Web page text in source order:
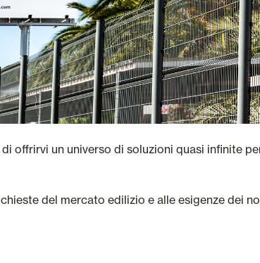
offrirvi un universo di soluzioni quasi infinite
del mercato edilizio e alle esigenze dei